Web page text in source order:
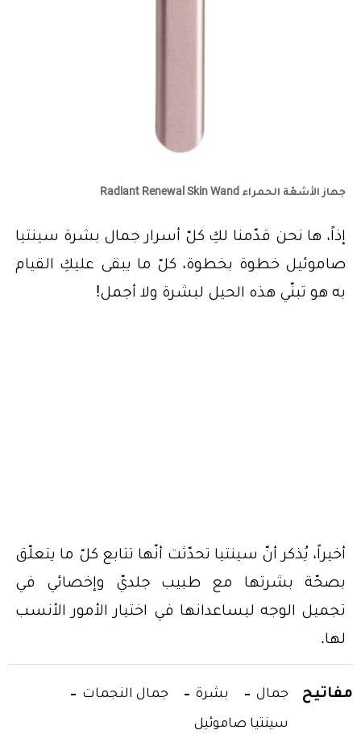
جهاز الأشعّة الحمراء Radiant Renewal Skin Wand
إذاً، ها نحن قدّمنا لكِ كلّ أسرار جمال بشرة سينتيا
صاموئيل خطوة بخطوة، كلّ ما يبقى عليكِ القيام
به هو تبنّي هذه الحيل لبشرة ولا أجمل!
أخيراً، يُذكر أنّ سينتيا تحدّثت أنّها تتابع كلّ ما يتعلّق
بصحّة بشرتها مع طبيب جلديّ وإخصائي في
تجميل الوجه ليساعدانها في اختيار الأمور الأنسب
لها.
مفاتيح جمال بشرة
جمال النجمات
سينتيا صاموئيل